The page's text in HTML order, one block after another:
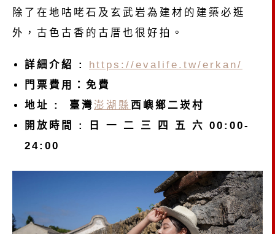
除了在地咕咾石及玄武岩為建材的建築必逛
外，古色古香的古厝也很好拍。
詳細介紹 : https://evalife.tw/erkan/
門票費用：免費
地址 : 臺灣 澎湖縣 西嶼鄉二崁村
開放時間 : 日 一 二 三 四 五 六 00:00-
24:00